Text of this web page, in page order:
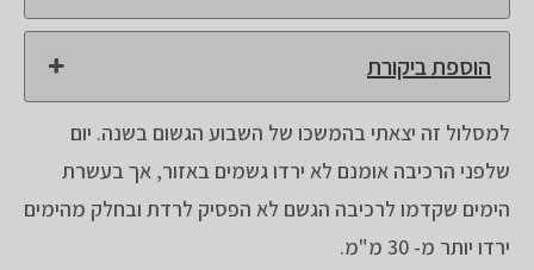
הוספת ביקורת
למסלול זה יצאתי בהמשכו של השבוע הגשום בשנה. יום
שלפני הרכיבה אומנם לא ירדו גשמים באזור, אך בעשרת
הימים שקדמו לרכיבה הגשם לא הפסיק לרדת ובחלק מהימים
ירדו יותר מ- 30 מ"מ.